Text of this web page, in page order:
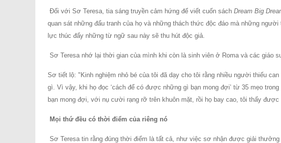
Đối với Sơ Teresa, tia sáng truyền cảm hứng để viết cuốn sách Dream Big
quan sát những đấu tranh của họ và những thách thức độc đáo mà những
lực thúc đẩy những từ ngữ sau này sẽ thu hút độc giả.
Sơ Teresa nhớ lại thời gian của mình khi còn là sinh viên ở Roma và các giáo
Sơ tiết lộ: "Kinh nghiệm nhỏ bé của tôi đã dạy cho tôi rằng nhiều người thiếu
gì. Vì vậy, khi họ đọc ‘cách để có được những gì bạn mong đợi’ từ 35 mẹo
bạn mong đợi, với nụ cười rạng rỡ trên khuôn mặt, rồi họ bay cao, tôi thấy được
Mọi thứ đều có thời điểm của riêng nó
Sơ Teresa tin rằng đúng thời điểm là tất cả, như việc sơ nhận được giải thưởng